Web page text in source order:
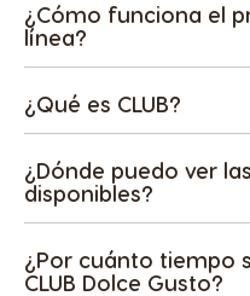
¿Cómo funciona el
línea?
¿Qué es CLUB?
¿Dónde puedo ver
disponibles?
¿Por cuánto tiempo
CLUB Dolce Gusto?